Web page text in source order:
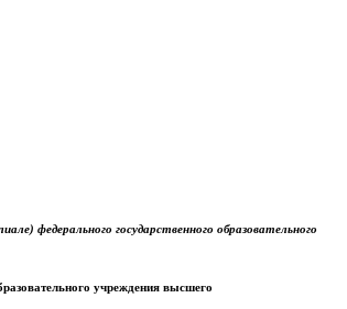
федерального государственного образовательного
учреждения высшего